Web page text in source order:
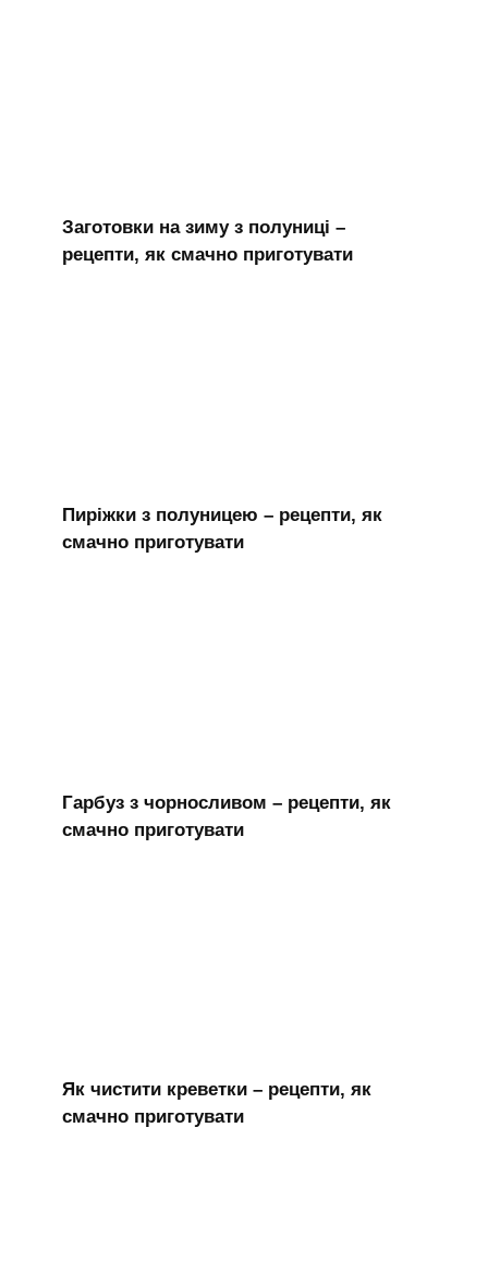
Заготовки на зиму з полуниці –
рецепти, як смачно приготувати
Пиріжки з полуницею – рецепти, як
смачно приготувати
Гарбуз з чорносливом – рецепти, як
смачно приготувати
Як чистити креветки – рецепти, як
смачно приготувати